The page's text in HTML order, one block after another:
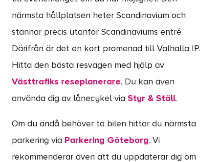
närmsta hållplatsen heter Scandinavium och
stannar precis utanför Scandinaviums entré.
Därifrån är det en kort promenad till Valhalla IP.
Hitta den bästa resvägen med hjälp av
Västtrafiks reseplanerare. Du kan även
använda dig av lånecykel via Styr & Ställ.
Om du ändå behöver ta bilen hittar du närmsta
parkering via Parkering Göteborg. Vi
rekommenderar även att du uppdaterar dig om